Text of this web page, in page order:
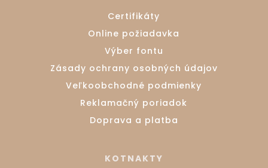
Certifikáty
Online požiadavka
Výber fontu
Zásady ochrany osobných údajov
Veľkoobchodné podmienky
Reklamačný poriadok
Doprava a platba
KOTNAKTY